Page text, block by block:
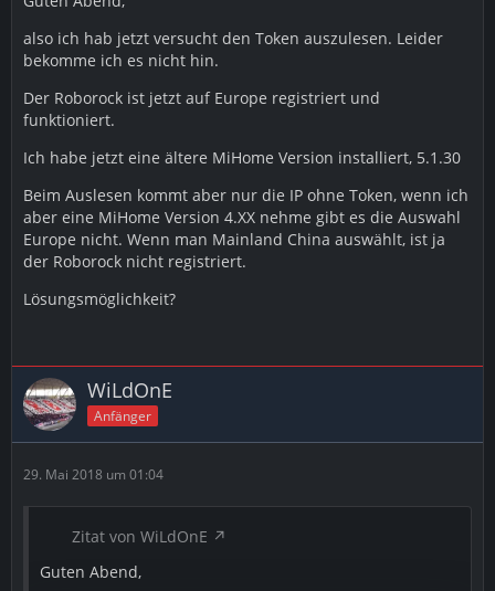
also ich hab jetzt versucht den Token auszulesen. Leider
bekomme ich es nicht hin.
Der Roborock ist jetzt auf Europe registriert und
funktioniert.
Ich habe jetzt eine ältere MiHome Version installiert, 5.1.30
Beim Auslesen kommt aber nur die IP ohne Token, wenn ich
aber eine MiHome Version 4.XX nehme gibt es die Auswahl
Europe nicht. Wenn man Mainland China auswählt, ist ja
der Roborock nicht registriert.
Lösungsmöglichkeit?
WiLdOnE
Anfänger
29. Mai 2018 um 01:04
Zitat von WiLdOnE
Guten Abend,